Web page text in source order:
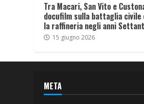
Tra Macari, San Vito e
docufilm sulla battaglia civile
la raffineria negli anni
15 giugno 2026
META